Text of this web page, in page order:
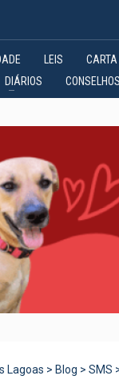
LEIS CARTA
DIÁRIOS CONSELHOS
Lagoas > Blog > SMS